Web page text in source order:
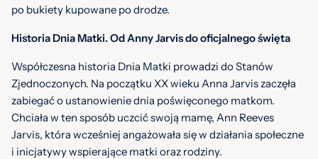
po bukiety kupowane po drodze.
Historia Dnia Matki. Od Anny Jarvis do oficjalnego święta
Współczesna historia Dnia Matki prowadzi do Stanów
Zjednoczonych. Na początku XX wieku Anna Jarvis zaczęła
zabiegać o ustanowienie dnia poświęconego matkom.
Chciała w ten sposób uczcić swoją mamę, Ann Reeves
Jarvis, która wcześniej angażowała się w działania społeczne
i inicjatywy wspierające matki oraz rodziny.